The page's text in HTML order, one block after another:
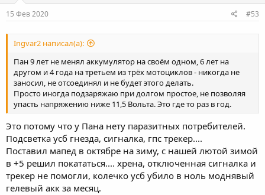
15 Фев 2020 #53
Ingvar2 написал(а):
Пан 9 лет не менял аккумулятор на своём одном, 6 лет на
другом и 4 года на третьем из трёх мотоциклов - никогда не
заносил, не отсоединял и не будет этого делать.
Просто иногда подзаряжаю при долгом простое, не позволяя
упасть напряжению ниже 11,5 Вольта. Это где то раз в год.
Это потому что у Пана нету паразитных потребителей.
Подсветка усб гнезда, сигналка, гпс трекер....
Поставил мапед в октябре на зиму, с нашей лютой зимой
в +5 решил покататься.... хрена, отключенная сигналка и
трекер не помогли, колечко усб убило в ноль моднявый
гелевый акк за месяц.